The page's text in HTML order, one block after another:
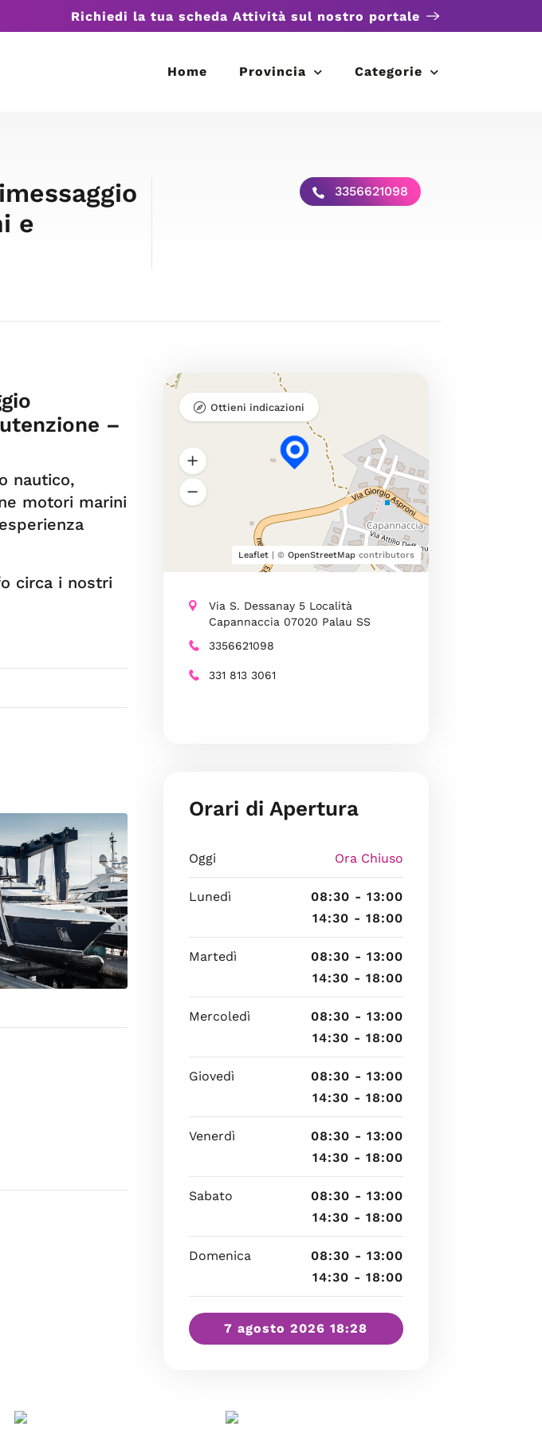
Richiedi la tua scheda Attività sul nostro portale
Home Provincia Categorie
e
3356621098
–
nautico,
motori marini
circa i nostri
Leaflet| © OpenStreetMapcontributors
Ottieni indicazioni
Via S. Dessanay 5 Località
Capannaccia 07020 Palau SS
3356621098
331 813 3061
Orari di Apertura
Oggi Ora Chiuso
Lunedì
08:30 - 13:00
14:30 - 18:00
Martedì
08:30 - 13:00
14:30 - 18:00
Mercoledì
08:30 - 13:00
14:30 - 18:00
Giovedì
08:30 - 13:00
14:30 - 18:00
Venerdì
08:30 - 13:00
14:30 - 18:00
Sabato
08:30 - 13:00
14:30 - 18:00
Domenica
08:30 - 13:00
14:30 - 18:00
7 agosto 2026 18:28